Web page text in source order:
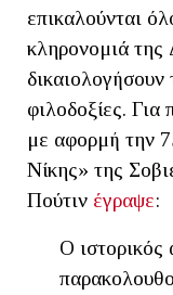
επικαλούνται
κληρονομιά της
δικαιολογήσουν
φιλοδοξίες. Για
με αφορμή την
Νίκης» της
Πούτιν έγραψε:
Ο